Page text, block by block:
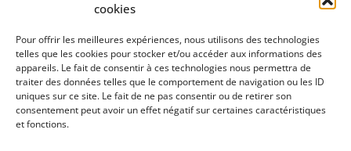
cookies
Pour offrir les meilleures expériences, nous utilisons des technologies
telles que les cookies pour stocker et/ou accéder aux informations des
appareils. Le fait de consentir à ces technologies nous permettra de
traiter des données telles que le comportement de navigation ou les ID
uniques sur ce site. Le fait de ne pas consentir ou de retirer son
consentement peut avoir un effet négatif sur certaines caractéristiques
et fonctions.